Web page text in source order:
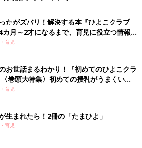
たがズバリ！解決する本『ひよこクラブ
月～2才になるまで、育児に役立つ情報が
育児
お世話まるわかり！『初めてのひよこクラ
巻頭大特集〉初めての授乳がうまくい
い・ミルクの基本と夏のトラブル 解決テ
育児
生まれたら！2冊の「たまひよ」
育児